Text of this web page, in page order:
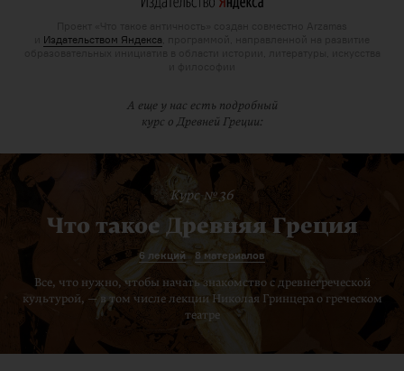
Издательством Яндекса
А еще у нас есть подробный
курс о Древней Греции:
Курс № 36
Что такое Древняя Греция
6 лекций 8 материалов
Все, что нужно, чтобы начать знакомство с древнегреческой
культурой, — в том числе лекции Николая Гринцера о греческом
театре